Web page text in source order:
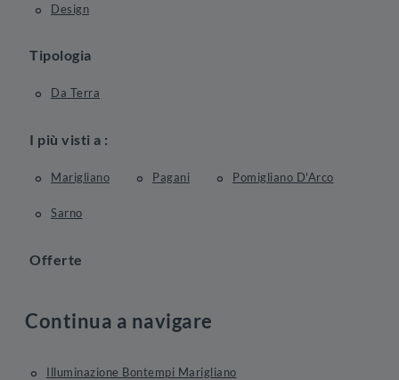
Design
Tipologia
Da Terra
I più visti a :
Marigliano Pagani Pomigliano D'Arco
Sarno
Offerte
Continua a navigare
Illuminazione Bontempi Marigliano